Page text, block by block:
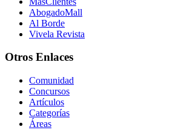
AbogadoMall
Al Borde
Vivela Revista
Otros Enlaces
Comunidad
Concursos
Artículos
Categorías
Áreas